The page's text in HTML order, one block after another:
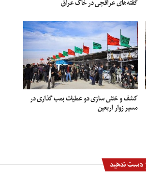
گفته‌های عراقچی در خاک عراق
کشف و خنثی سازی دو عملیات بمب گذاری در
مسیر زوار اربعین
دست ندهید